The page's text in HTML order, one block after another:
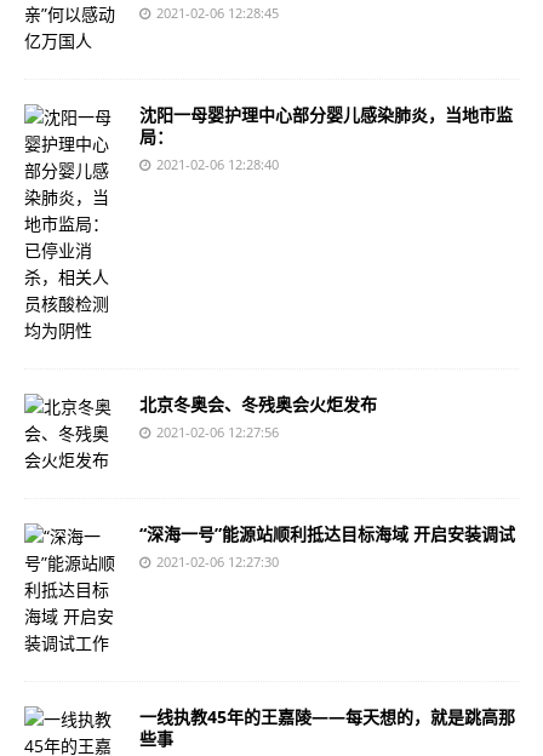
2021-02-06 12:28:45
沈阳一母婴护理中心部分婴儿感染肺炎，当地市监
局：
2021-02-06 12:28:40
北京冬奥会、冬残奥会火炬发布
2021-02-06 12:27:56
“深海一号”能源站顺利抵达目标海域 开启安装调试
2021-02-06 12:27:30
一线执教45年的王嘉陵——每天想的，就是跳高那
些事